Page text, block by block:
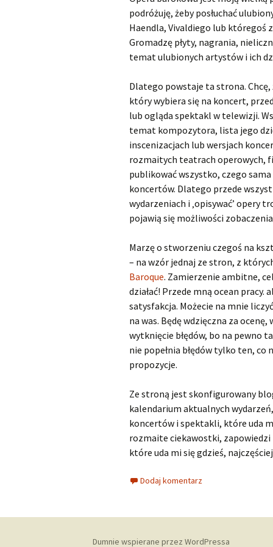
Kapsberger Giovanni
Girolamo
Landi Stefano
Lully Jean-Baptiste
Monteverdi Claudio
Pergolesi Giovanni
Battista
Porpora Nicola Antonio
Purcell Henry
Scarlatti Alessandro
Pietro Gaspare
Scarlatti Domenico
Telemann Georg Philipp
Vinci Leonardo
podróżuję, żeby posłuchać
Haendla, Vivaldiego lub któregoś
Gromadzę płyty, nagrania,
temat ulubionych artystów i ich
Dlatego powstaje ta strona. Chcę,
który wybiera się na koncert,
lub ogląda spektakl w telewizji.
temat kompozytora, lista jego
inscenizacjach lub wersjach
rozmaitych teatrach operowych,
publikować wszystko, czego
koncertów. Dlatego przede
wydarzeniach i ‚opisywać’ opery
pojawią się możliwości
Marzę o stworzeniu czegoś na
– na wzór jednaj ze stron, z
Baroque. Zamierzenie ambitne,
działać! Przede mną ocean pracy.
satysfakcja. Możecie na mnie
na was. Będę wdzięczna za
wytknięcie błędów, bo na pewno
nie popełnia błędów tylko ten, co
propozycje.
Ze stroną jest skonfigurowany
kalendarium aktualnych
koncertów i spektakli, które uda
rozmaite ciekawostki,
które uda mi się gdzieś,
Dodaj komentarz
Dumnie wspierane przez WordPressa